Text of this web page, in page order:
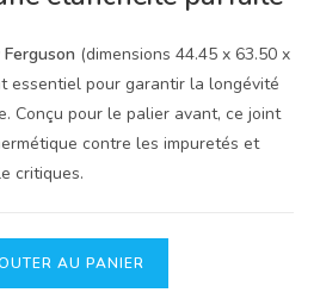
(dimensions 44.45 x 63.50 x
essentiel pour garantir la longévité
Conçu pour le palier avant, ce joint
contre les impuretés et
critiques.
AU PANIER